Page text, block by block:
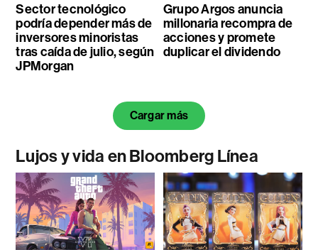
Sector tecnológico
podría depender más de
inversores minoristas
tras caída de julio, según
JPMorgan
Grupo Argos anuncia
millonaria recompra de
acciones y promete
duplicar el dividendo
Cargar más
Lujos y vida en Bloomberg Línea